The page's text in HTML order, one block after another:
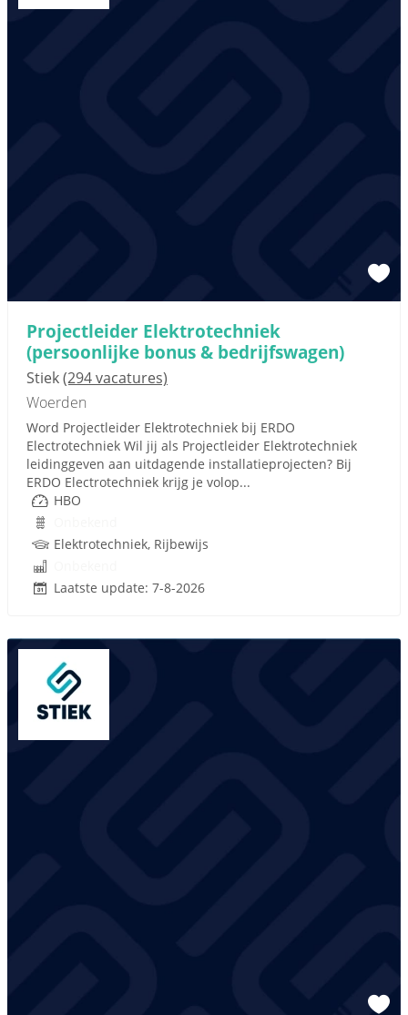
Projectleider Elektrotechniek
(persoonlijke bonus & bedrijfswagen)
Stiek(294 vacatures)
Woerden
Word Projectleider Elektrotechniek bij ERDO
Electrotechniek Wil jij als Projectleider Elektrotechniek
leidinggeven aan uitdagende installatieprojecten? Bij
ERDO Electrotechniek krijg je volop...
HBO
Elektrotechniek, Rijbewijs
Laatste update: 7-8-2026